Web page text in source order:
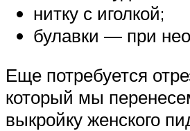
нитку с иголкой;
булавки — при
Еще потребуется
который мы
выкройку женского